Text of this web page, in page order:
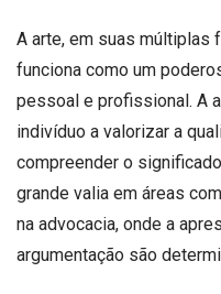
A arte, em suas múltiplas
funciona como um
pessoal e profissional. A
indivíduo a valorizar a
compreender o
grande valia em áreas
na advocacia, onde a
argumentação são